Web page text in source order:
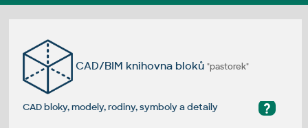
CAD/BIM knihovna bloků"pastorek"
?
CAD bloky, modely, rodiny, symboly a detaily